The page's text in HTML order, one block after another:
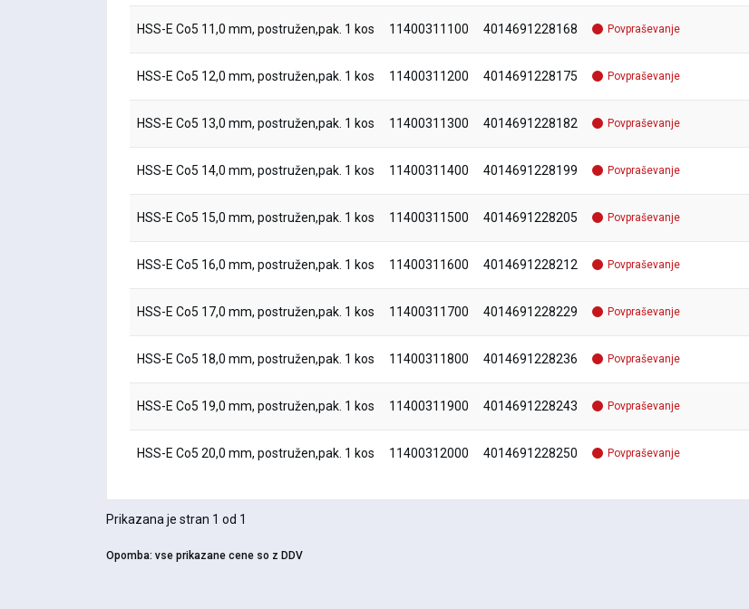
HSS-E Co5 11,0 mm, postružen,pak. 1 kos 11400311100 4014691228168 Povpraševanje
HSS-E Co5 12,0 mm, postružen,pak. 1 kos 11400311200 4014691228175 Povpraševanje
HSS-E Co5 13,0 mm, postružen,pak. 1 kos 11400311300 4014691228182 Povpraševanje
HSS-E Co5 14,0 mm, postružen,pak. 1 kos 11400311400 4014691228199 Povpraševanje
HSS-E Co5 15,0 mm, postružen,pak. 1 kos 11400311500 4014691228205 Povpraševanje
HSS-E Co5 16,0 mm, postružen,pak. 1 kos 11400311600 4014691228212 Povpraševanje
HSS-E Co5 17,0 mm, postružen,pak. 1 kos 11400311700 4014691228229 Povpraševanje
HSS-E Co5 18,0 mm, postružen,pak. 1 kos 11400311800 4014691228236 Povpraševanje
HSS-E Co5 19,0 mm, postružen,pak. 1 kos 11400311900 4014691228243 Povpraševanje
HSS-E Co5 20,0 mm, postružen,pak. 1 kos 11400312000 4014691228250 Povpraševanje
Prikazana je stran 1 od 1
Opomba: vse prikazane cene so z DDV